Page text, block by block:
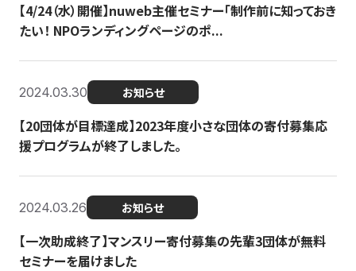
【4/24（水）開催】nuweb主催セミナー「制作前に知っておき
たい！ NPOランディングページのポ...
2024.03.30 お知らせ
【20団体が目標達成】2023年度小さな団体の寄付募集応
援プログラムが終了しました。
2024.03.26 お知らせ
【一次助成終了】マンスリー寄付募集の先輩3団体が無料
セミナーを届けました